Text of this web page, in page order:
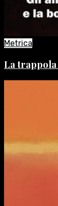
Metrica
La